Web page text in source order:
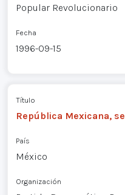
Popular Revolucionario
Fecha
1996-09-15
Título
República Mexicana,
País
México
Organización